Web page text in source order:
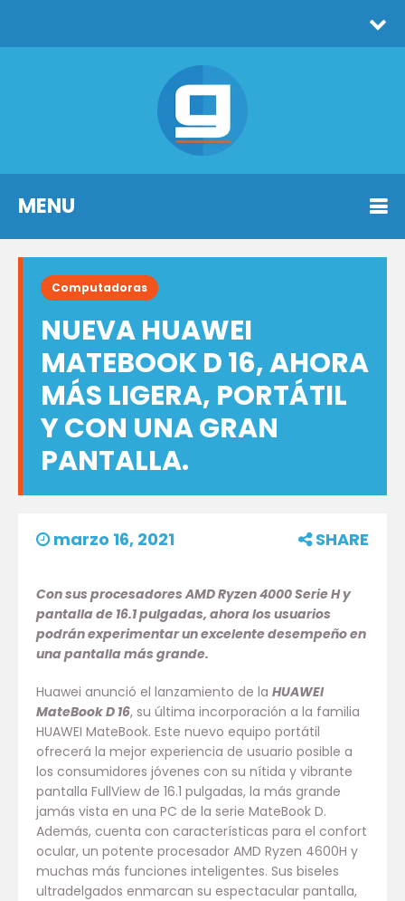
MENU
Computadoras
NUEVA HUAWEI
MATEBOOK D 16, AHORA
MÁS LIGERA, PORTÁTIL
Y CON UNA GRAN
PANTALLA.
marzo 16, 2021 SHARE
Con sus procesadores AMD Ryzen 4000 Serie H y
pantalla de 16.1 pulgadas, ahora los usuarios
podrán experimentar un excelente desempeño en
una pantalla más grande.
Huawei anunció el lanzamiento de la HUAWEI
MateBook D 16, su última incorporación a la familia
HUAWEI MateBook. Este nuevo equipo portátil
ofrecerá la mejor experiencia de usuario posible a
los consumidores jóvenes con su nítida y vibrante
pantalla FullView de 16.1 pulgadas, la más grande
jamás vista en una PC de la serie MateBook D.
Además, cuenta con características para el confort
ocular, un potente procesador AMD Ryzen 4600H y
muchas más funciones inteligentes. Sus biseles
ultradelgados enmarcan su espectacular pantalla,